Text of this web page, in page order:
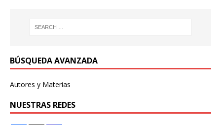
BÚSQUEDA AVANZADA
Autores y Materias
NUESTRAS REDES